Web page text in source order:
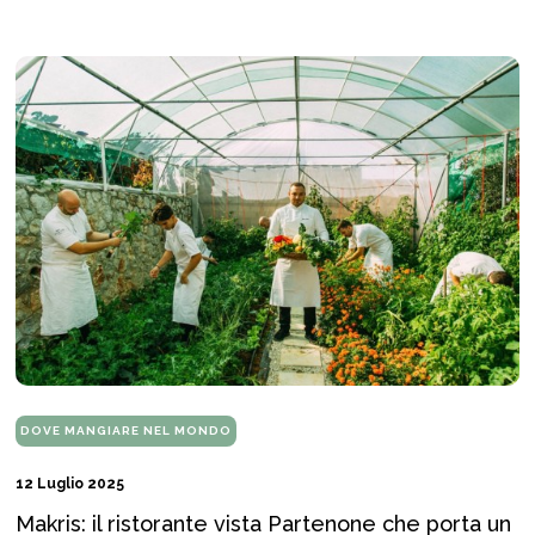
DOVE MANGIARE NEL MONDO
12 Luglio 2025
Makris: il ristorante vista Partenone che porta un